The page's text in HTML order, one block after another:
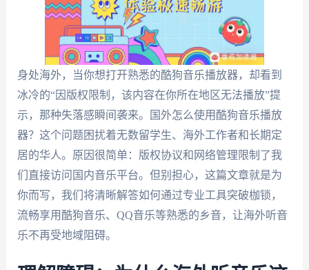
身处海外，当你想打开熟悉的酷狗音乐播放器，却看到
冰冷的“因版权限制，该内容在你所在地区无法播放”提
示，那种失落感瞬间袭来。国外怎么使用酷狗音乐播放
器？这个问题困扰着无数留学生、海外工作者和长期定
居的华人。原因很简单：版权协议和网络管理限制了我
们直接访问国内音乐平台。但别担心，这篇文章就是为
你而写，我们将清晰解答如何通过专业工具突破枷锁，
流畅享用酷狗音乐、QQ音乐等熟悉的乡音，让海外听音
乐不再受地域阻碍。